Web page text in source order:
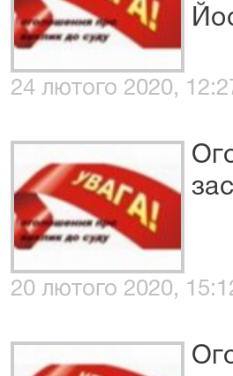
24 лютого 2020,
20 лютого 2020,